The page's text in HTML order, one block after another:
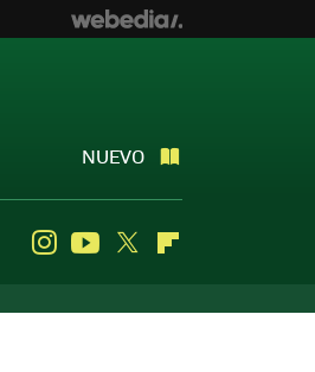
NUEVO
InstagramYoutube
Twitter